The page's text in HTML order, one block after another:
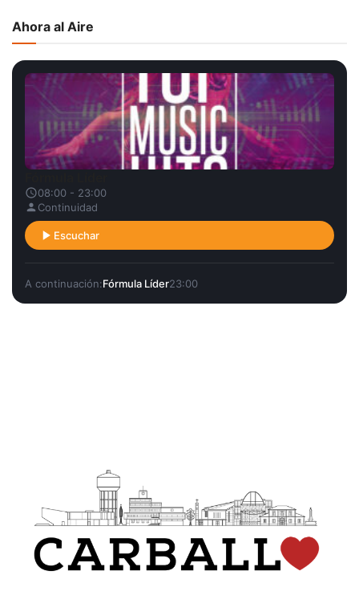
Ahora al Aire
08:00 - 23:00
Continuidad
Escuchar
A continuación:Fórmula Líder23:00